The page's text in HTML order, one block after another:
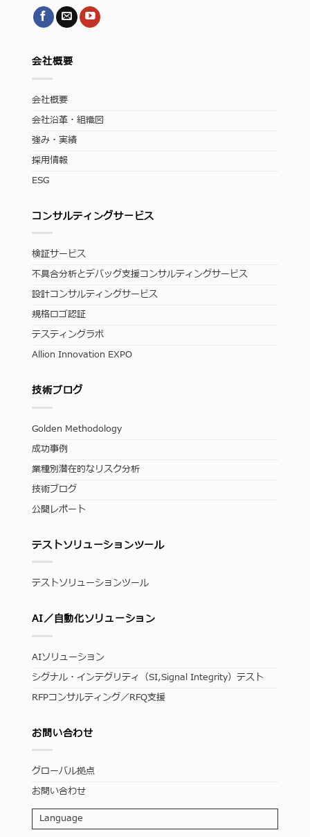
会社概要
会社概要
会社沿革・組織図
強み・実績
採用情報
ESG
コンサルティングサービス
検証サービス
不具合分析とデバッグ支援コンサルティングサービス
設計コンサルティングサービス
規格ロゴ認証
テスティングラボ
Allion Innovation EXPO
技術ブログ
Golden Methodology
成功事例
業種別潜在的なリスク分析
技術ブログ
公開レポート
テストソリューションツール
テストソリューションツール
AI／自動化ソリューション
AIソリューション
シグナル・インテグリティ（SI,Signal Integrity）テスト
RFPコンサルティング／RFQ支援
お問い合わせ
グローバル拠点
お問い合わせ
Language